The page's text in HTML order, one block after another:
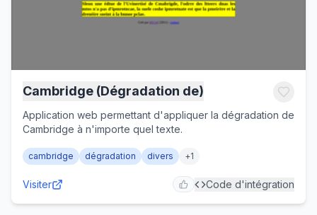
Cambridge (Dégradation de)
Application web permettant d'appliquer la dégradation de
Cambridge à n'importe quel texte.
cambridge dégradation divers +1
Visiter Code d'intégration